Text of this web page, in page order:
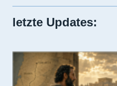
letzte Updates: